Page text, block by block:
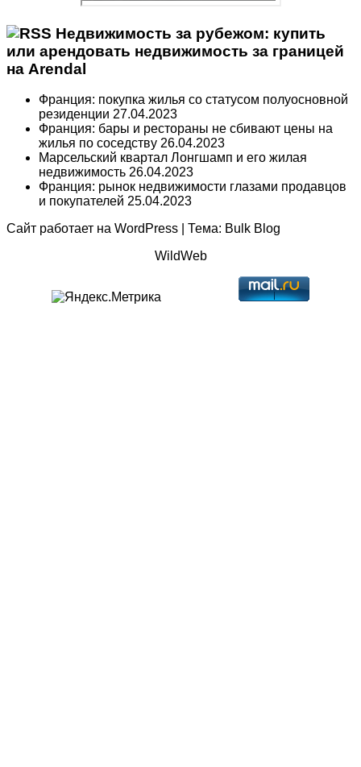
Недвижимость за рубежом: купить
или арендовать недвижимость за границей
на Arendal
Франция: покупка жилья со статусом полуосновной
резиденции 27.04.2023
Франция: бары и рестораны не сбивают цены на
жилья по соседству 26.04.2023
Марсельский квартал Лонгшамп и его жилая
недвижимость 26.04.2023
Франция: рынок недвижимости глазами продавцов
и покупателей 25.04.2023
Сайт работает на WordPress Тема: Bulk Blog
WildWeb